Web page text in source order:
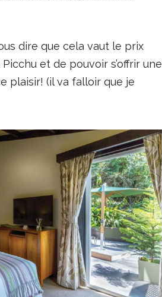
dire que cela vaut le prix
et de pouvoir s’offrir une
plaisir! (il va falloir que je